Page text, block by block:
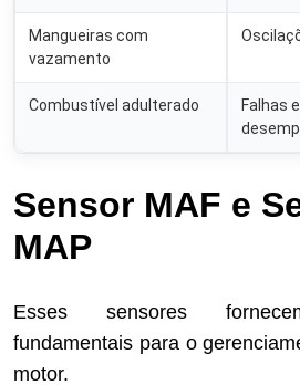
Mangueiras com
vazamento
Combustível adulterado
Falhas
Sensor MAF e
MAP
Esses sensores
fundamentais para o
motor.